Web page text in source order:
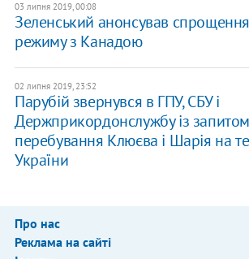
03 липня 2019, 00:08
Зеленський анонсував спрощення
режиму з Канадою
02 липня 2019, 23:52
Парубій звернувся в ГПУ, СБУ і
Держприкордонслужбу із
перебування Клюєва і Шарія на
України
Про нас
Реклама на сайті